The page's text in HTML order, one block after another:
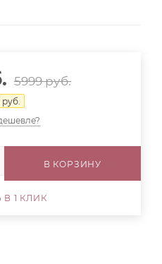
5999руб.
руб.
В КОРЗИНУ
В 1 КЛИК